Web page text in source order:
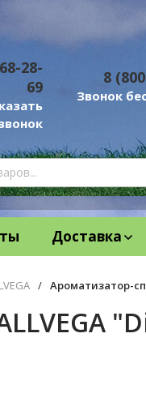
28-
69
8
Звонок
Доставка
/ Ароматизатор-